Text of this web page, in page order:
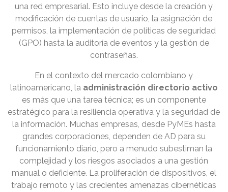
una red empresarial. Esto incluye desde la creación y
modificación de cuentas de usuario, la asignación de
permisos, la implementación de políticas de seguridad
(GPO) hasta la auditoría de eventos y la gestión de
contraseñas.
En el contexto del mercado colombiano y
latinoamericano, la administración directorio activo
es más que una tarea técnica; es un componente
estratégico para la resiliencia operativa y la seguridad de
la información. Muchas empresas, desde PyMEs hasta
grandes corporaciones, dependen de AD para su
funcionamiento diario, pero a menudo subestiman la
complejidad y los riesgos asociados a una gestión
manual o deficiente. La proliferación de dispositivos, el
trabajo remoto y las crecientes amenazas cibernéticas